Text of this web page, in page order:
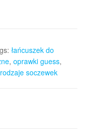
łańcuszek do
, oprawki guess,
rodzaje soczewek